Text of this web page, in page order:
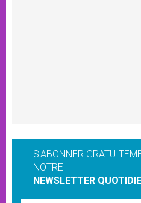
S'ABONNER
NOTRE
NEWSLETTER